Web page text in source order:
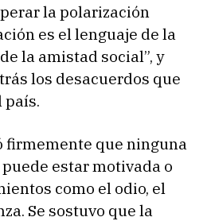
la polarización
es el lenguaje de la
la amistad social”, y
los desacuerdos que
país.
firmemente que ninguna
estar motivada o
como el odio, el
Se sostuvo que la